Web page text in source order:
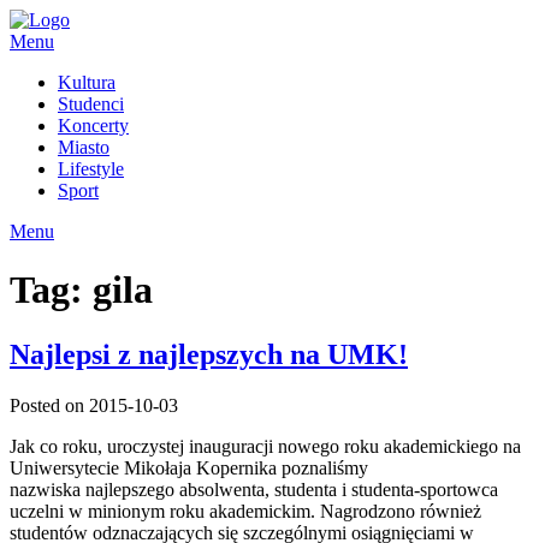
Skip
to
Menu
Kultura
Studenci
Koncerty
Miasto
Lifestyle
Sport
Menu
Tag: gila
Najlepsi z najlepszych na UMK!
Posted on 2015-10-03
Jak co roku, uroczystej inauguracji nowego roku akademickiego na
Uniwersytecie Mikołaja Kopernika poznaliśmy
nazwiska najlepszego absolwenta, studenta i studenta-sportowca
uczelni w minionym roku akademickim. Nagrodzono również
studentów odznaczających się szczególnymi osiągnięciami w